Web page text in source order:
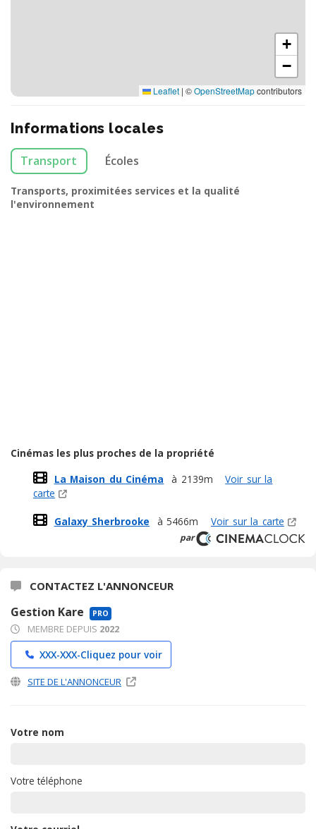
+
−
Leaflet | ©OpenStreetMapcontributors
Informations locales
Transport Écoles
Transports, proximitées services et la qualité
l'environnement
Cinémas les plus proches de la propriété
La Maison du Cinéma
à 2139m
Voir sur la
carte
Galaxy Sherbrooke à 5466m Voir sur la carte
par
CONTACTEZ L'ANNONCEUR
Gestion Kare PRO
MEMBRE DEPUIS 2022
XXX-XXX-Cliquez pour voir
SITE DE L'ANNONCEUR
Votre nom
Votre téléphone